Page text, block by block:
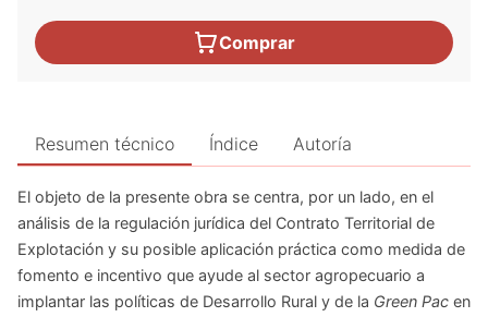
Comprar
Resumen técnico Índice Autoría
El objeto de la presente obra se centra, por un lado, en el
análisis de la regulación jurídica del Contrato Territorial de
Explotación y su posible aplicación práctica como medida de
fomento e incentivo que ayude al sector agropecuario a
implantar las políticas de Desarrollo Rural y de la Green Pac en